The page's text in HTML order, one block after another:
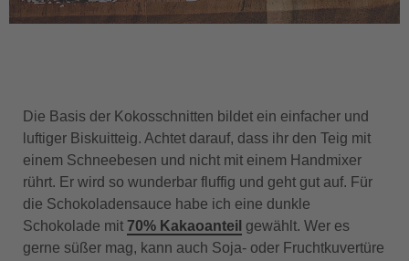
Die Basis der Kokosschnitten bildet ein einfacher und
luftiger Biskuitteig. Achtet darauf, dass ihr den Teig mit
einem Schneebesen und nicht mit einem Handmixer
rührt. Er wird so wunderbar fluffig und geht gut auf. Für
die Schokoladensauce habe ich eine dunkle
Schokolade mit 70% Kakaoanteil gewählt. Wer es
gerne süßer mag, kann auch Soja- oder Fruchtkuvertüre